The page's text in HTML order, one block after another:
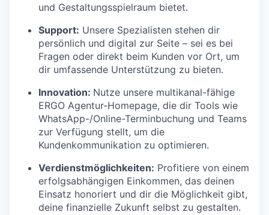
und Gestaltungsspielraum bietet.
Support: Unsere Spezialisten stehen dir
persönlich und digital zur Seite – sei es bei
Fragen oder direkt beim Kunden vor Ort, um
dir umfassende Unterstützung zu bieten.
Innovation: Nutze unsere multikanal-fähige
ERGO Agentur-Homepage, die dir Tools wie
WhatsApp-/Online-Terminbuchung und Teams
zur Verfügung stellt, um die
Kundenkommunikation zu optimieren.
Verdienstmöglichkeiten: Profitiere von einem
erfolgsabhängigen Einkommen, das deinen
Einsatz honoriert und dir die Möglichkeit gibt,
deine finanzielle Zukunft selbst zu gestalten.